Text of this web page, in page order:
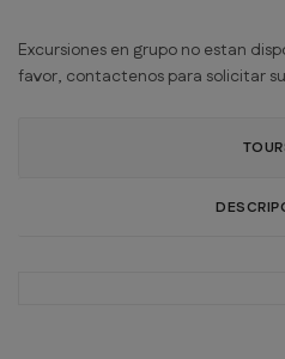
Excursiones en grupo no estan
favor, contactenos para solicitar